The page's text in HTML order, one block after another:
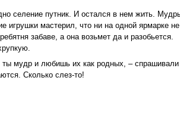
селение путник. И остался в нем жить.
игрушки мастерил, что ни на одной ярмарке не
забаве, а она возьмет да и разобьется.
мудр и любишь их как родных, –
Сколько слез-то!